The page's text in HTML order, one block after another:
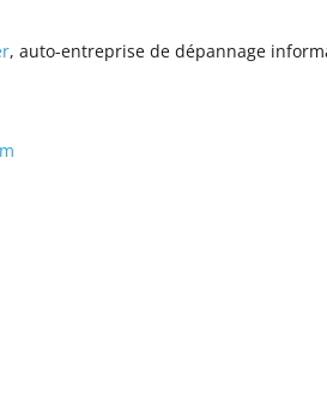
, auto-entreprise de dépannage